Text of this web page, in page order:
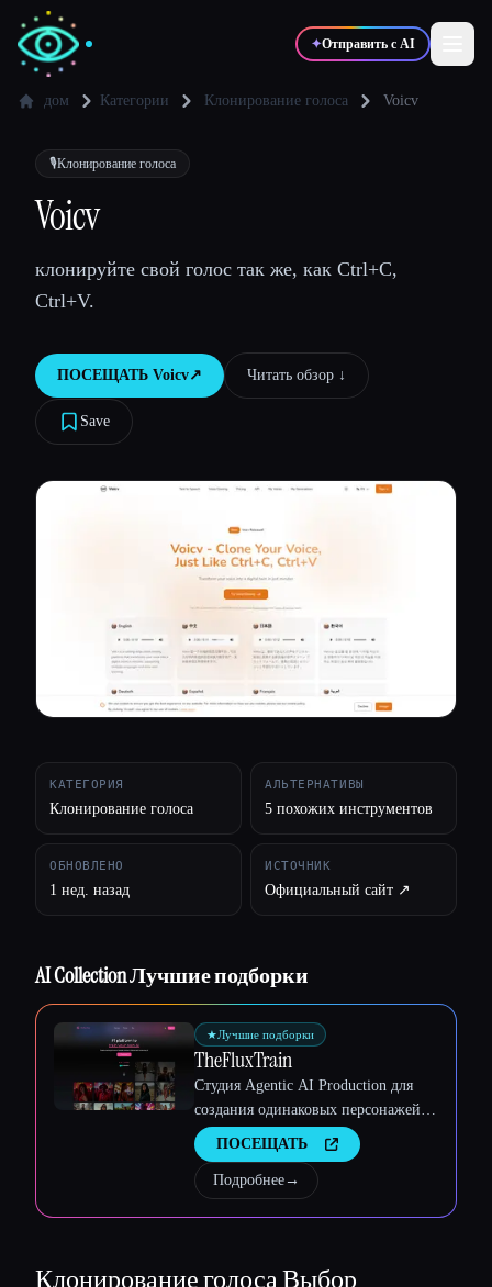
✦Отправить с AI
✍️Писатели
💻
🎓 Студенты
Блог
Сравнить инструменты
дом Категории Клонирование голоса Voicv
🎙️Клонирование голоса
Voicv
клонируйте свой голос так же, как Ctrl+C,
Ctrl+V.
ПОСЕЩАТЬ Voicv↗︎ Читать обзор ↓︎
Save
КАТЕГОРИЯ
Клонирование голоса
АЛЬТЕРНАТИВЫ
5 похожих инструментов
ОБНОВЛЕНО
1 нед. назад
ИСТОЧНИК
Официальный сайт ↗︎
AI Collection Лучшие подборки
★Лучшие подборки
TheFluxTrain
Студия Agentic AI Production для
создания одинаковых персонажей,
рабочих процессов и видео
ПОСЕЩАТЬ
Подробнее→
Клонирование голосаВыбор